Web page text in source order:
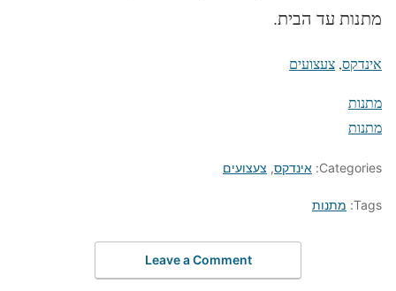
מתנות עד הבית.
אינדקס, צעצועים
מתנות
מתנות
Categories: אינדקס, צעצועים
Tags: מתנות
Leave a Comment